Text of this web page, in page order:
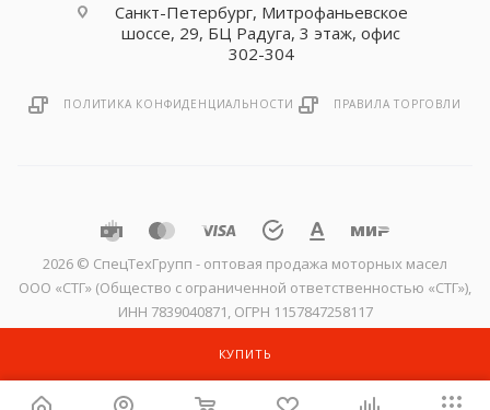
КУПИТЬ
Санкт-Петербург, Митрофаньевское
шоссе, 29, БЦ Радуга, 3 этаж, офис
302-304
ПОЛИТИКА КОНФИДЕНЦИАЛЬНОСТИ ПРАВИЛА ТОРГОВЛИ
2026 © CпецТехГрупп - оптовая продажа моторных масел
ООО «СТГ» (Общество с ограниченной ответственностью «СТГ»),
ИНН 7839040871, ОГРН 1157847258117